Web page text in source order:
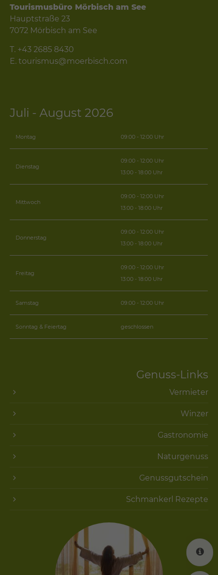
Tourismusbüro Mörbisch am See
Hauptstraße 23
7072 Mörbisch am See
T. +43 2685 8430
E. tourismus@moerbisch.com
Juli - August 2026
Montag 09:00 - 12:00 Uhr
Dienstag
09:00 - 12:00 Uhr
13:00 - 18:00 Uhr
Mittwoch
09:00 - 12:00 Uhr
13:00 - 18:00 Uhr
Donnerstag
09:00 - 12:00 Uhr
13:00 - 18:00 Uhr
Freitag
09:00 - 12:00 Uhr
13:00 - 18:00 Uhr
Samstag 09:00 - 12:00 Uhr
Sonntag & Feiertag geschlossen
Genuss-Links
Vermieter
Winzer
Gastronomie
Naturgenuss
Genussgutschein
Schmankerl Rezepte